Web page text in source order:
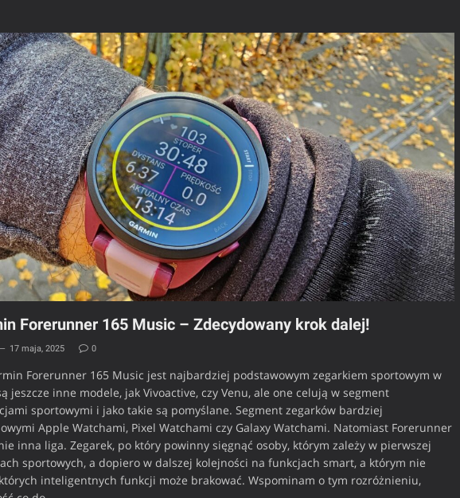
Forerunner 165 Music – Zdecydowany krok dalej!
17 maja, 2025 0
Forerunner 165 Music jest najbardziej podstawowym zegarkiem sportowym w
jeszcze inne modele, jak Vivoactive, czy Venu, ale one celują w segment
sportowymi i jako takie są pomyślane. Segment zegarków bardziej
Apple Watchami, Pixel Watchami czy Galaxy Watchami. Natomiast Forerunner
inna liga. Zegarek, po który powinny sięgnąć osoby, którym zależy w pierwszej
sportowych, a dopiero w dalszej kolejności na funkcjach smart, a którym nie
inteligentnych funkcji może brakować. Wspominam o tym rozróżnieniu,